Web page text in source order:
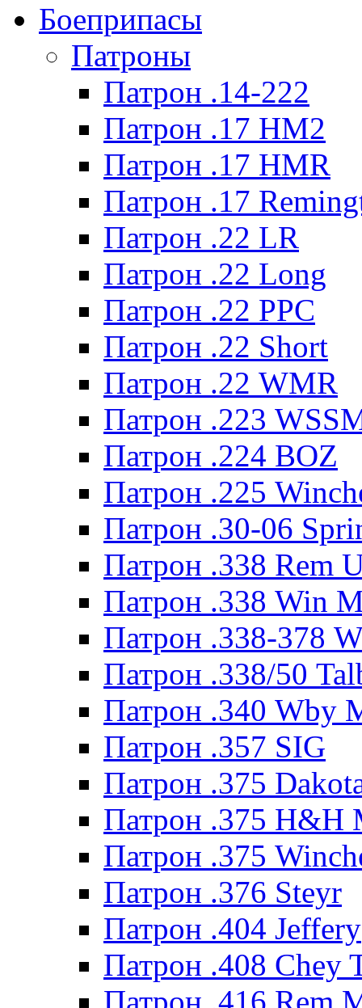
Боеприпасы
Патроны
Патрон .14-222
Патрон .17 HM2
Патрон .17 HMR
Патрон .17
Патрон .22 LR
Патрон .22 Long
Патрон .22 PPC
Патрон .22 Short
Патрон .22 WMR
Патрон .223
Патрон .224 BOZ
Патрон .225
Патрон .30-06
Патрон .338 Rem
Патрон .338 Win
Патрон .338-378
Патрон .338/50
Патрон .340 Wby
Патрон .357 SIG
Патрон .375
Патрон .375 H&H
Патрон .375
Патрон .376 Steyr
Патрон .404 Jeffery
Патрон .408 Chey
Патрон .416 Rem